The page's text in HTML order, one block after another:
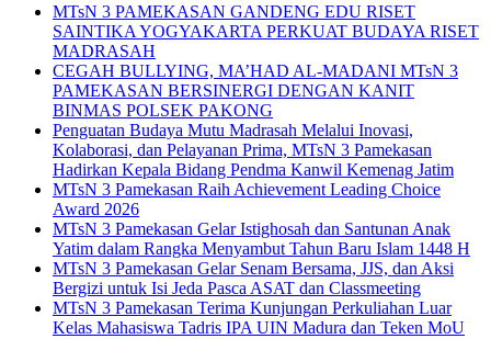
MTsN 3 PAMEKASAN GANDENG EDU RISET
SAINTIKA YOGYAKARTA PERKUAT BUDAYA RISET
MADRASAH
CEGAH BULLYING, MA’HAD AL-MADANI MTsN 3
PAMEKASAN BERSINERGI DENGAN KANIT
BINMAS POLSEK PAKONG
Penguatan Budaya Mutu Madrasah Melalui Inovasi,
Kolaborasi, dan Pelayanan Prima, MTsN 3 Pamekasan
Hadirkan Kepala Bidang Pendma Kanwil Kemenag Jatim
MTsN 3 Pamekasan Raih Achievement Leading Choice
Award 2026
MTsN 3 Pamekasan Gelar Istighosah dan Santunan Anak
Yatim dalam Rangka Menyambut Tahun Baru Islam 1448 H
MTsN 3 Pamekasan Gelar Senam Bersama, JJS, dan Aksi
Bergizi untuk Isi Jeda Pasca ASAT dan Classmeeting
MTsN 3 Pamekasan Terima Kunjungan Perkuliahan Luar
Kelas Mahasiswa Tadris IPA UIN Madura dan Teken MoU